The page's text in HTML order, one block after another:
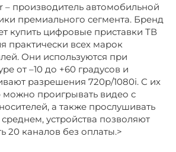
– производитель автомобильной
премиального сегмента. Бренд
купить цифровые приставки ТВ
практически всех марок
Они используются при
от –10 до +60 градусов и
разрешения 720p/1080i. С их
проигрывать видео с
а также прослушивать
устройства позволяют
20 каналов без оплаты.>